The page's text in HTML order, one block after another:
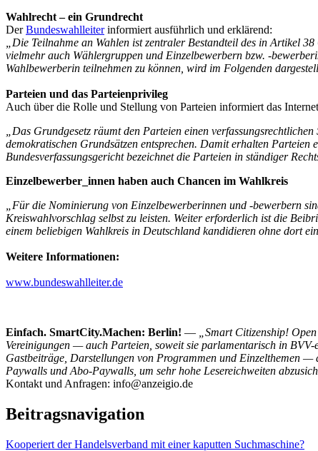
Wahlrecht – ein Grundrecht
DerBundeswahlleiterinformiert ausführlich und erklärend:
„Die Teilnahme an Wahlen ist zentraler Bestandteil des in Artikel
vielmehr auch Wählergruppen und Einzelbewerbern bzw. -
Wahlbewerberin teilnehmen zu können, wird im Folgenden
Parteien und das Parteienprivileg
Auch über die Rolle und Stellung von Parteien informiert das
„Das Grundgesetz räumt den Parteien einen
demokratischen Grundsätzen entsprechen. Damit erhalten
Bundesverfassungsgericht bezeichnet die Parteien in ständiger
Einzelbewerber_innen haben auch Chancen im Wahlkreis
„Für die Nominierung von Einzelbewerberinnen und -bewerbern
Kreiswahlvorschlag selbst zu leisten. Weiter erforderlich ist die
einem beliebigen Wahlkreis in Deutschland kandidieren ohne dort
Weitere Informationen:
www.bundeswahlleiter.de
Einfach. SmartCity.Machen: Berlin! —
„Smart Citizenship!
Vereinigungen — auch Parteien, soweit sie parlamentarisch in
Gastbeiträge, Darstellungen von Programmen und Einzelthemen
Paywalls und Abo-Paywalls, um sehr hohe Lesereichweiten
Kontakt und Anfragen: info@anzeigio.de
Beitragsnavigation
Kooperiert der Handelsverband mit einer kaputten Suchmaschine?